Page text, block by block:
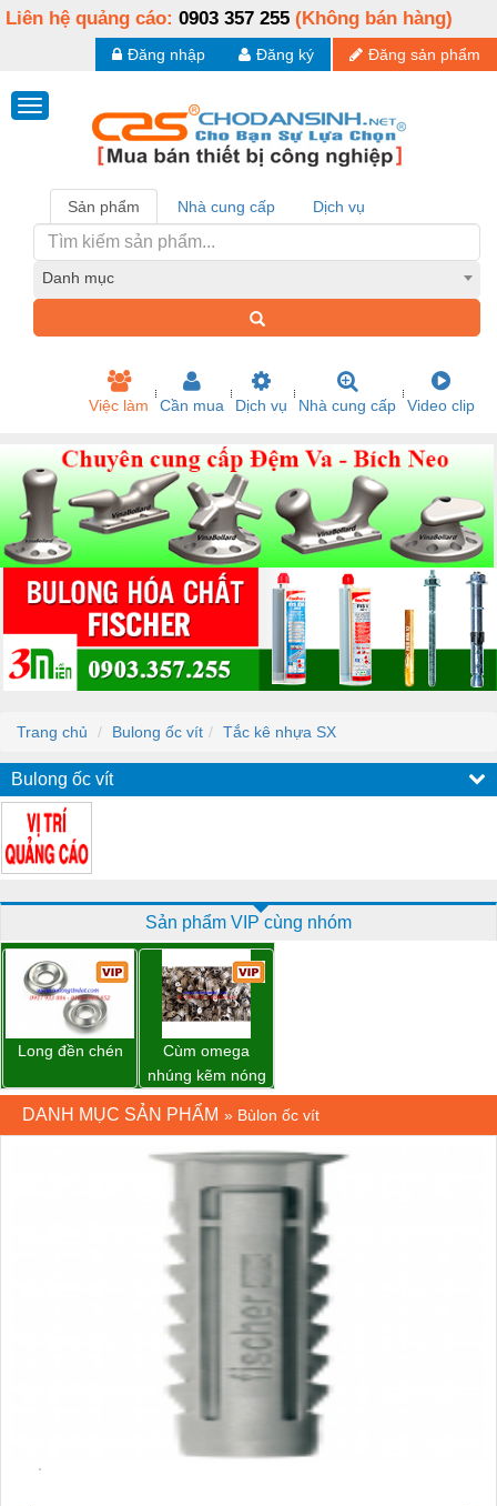
Liên hệ quảng cáo: 0903 357 255 (Không bán hàng)
Đăng sản phẩm
Đăng ký
Đăng nhập
Sản phẩm Nhà cung cấp Dịch vụ
Danh mục
Việc làm Cần mua Dịch vụ Nhà cung cấp Video clip
Trang chủ Bulong ốc vít Tắc kê nhựa SX
Bulong ốc vít
Sản phẩm VIP cùng nhóm
Long đền chén
Cùm omega
nhúng kẽm nóng
DANH MỤC SẢN PHẨM » Bùlon ốc vít